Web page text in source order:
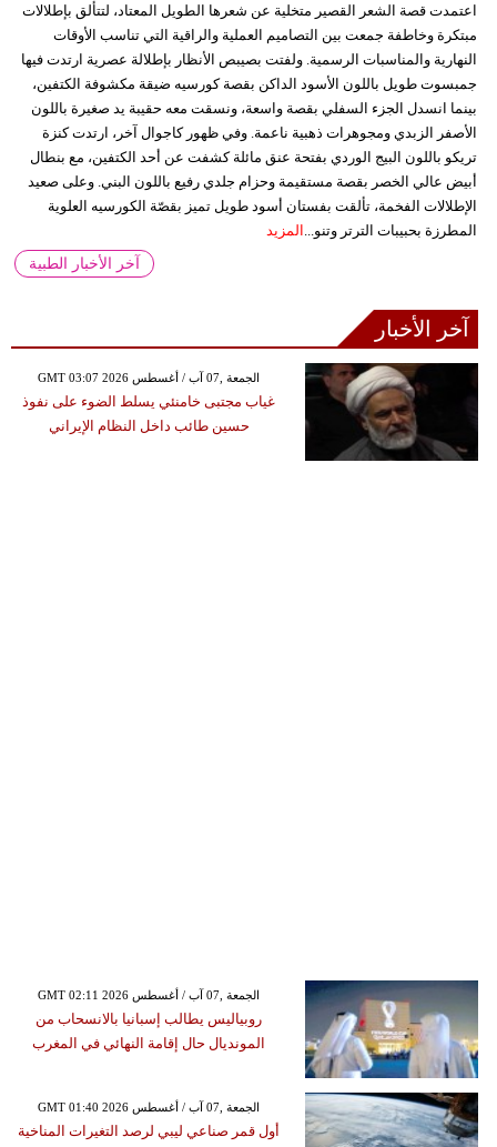
اعتمدت قصة الشعر القصير متخلية عن شعرها الطويل المعتاد، لتتألق بإطلالات
مبتكرة وخاطفة جمعت بين التصاميم العملية والراقية التي تناسب الأوقات
النهارية والمناسبات الرسمية. ولفتت بصيبص الأنظار بإطلالة عصرية ارتدت فيها
جمبسوت طويل باللون الأسود الداكن بقصة كورسيه ضيقة مكشوفة الكتفين،
بينما انسدل الجزء السفلي بقصة واسعة، ونسقت معه حقيبة يد صغيرة باللون
الأصفر الزبدي ومجوهرات ذهبية ناعمة. وفي ظهور كاجوال آخر، ارتدت كنزة
تريكو باللون البيج الوردي بفتحة عنق مائلة كشفت عن أحد الكتفين، مع بنطال
أبيض عالي الخصر بقصة مستقيمة وحزام جلدي رفيع باللون البني. وعلى صعيد
الإطلالات الفخمة، تألقت بفستان أسود طويل تميز بقصّة الكورسيه العلوية
المطرزة بحبيبات الترتر وتنو...
المزيد
آخر الأخبار الطبية
آخر الأخبار
GMT 03:07 2026 الجمعة ,07 آب / أغسطس
غياب مجتبى خامنئي يسلط الضوء على نفوذ
حسين طائب داخل النظام الإيراني
GMT 02:11 2026 الجمعة ,07 آب / أغسطس
روبياليس يطالب إسبانيا بالانسحاب من
المونديال حال إقامة النهائي في المغرب
GMT 01:40 2026 الجمعة ,07 آب / أغسطس
أول قمر صناعي ليبي لرصد التغيرات المناخية